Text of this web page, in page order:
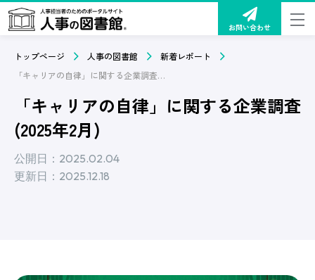
お問い合わせ
トップページ 人事の図書館
新着レポート
「キャリアの自律」に関する企業調査(2025年2月)
「キャリアの自律」に関する企業調査
(2025年2月)
公開日：2025.02.04
更新日：2025.12.18